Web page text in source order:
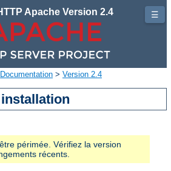
Apache Version 2.4
Documentation > Version 2.4
périmée. Vérifiez la version
récents.
☰